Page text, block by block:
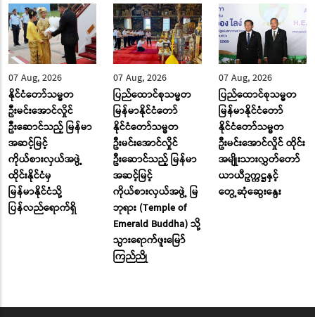
07 Aug, 2026
နိုင်ငံတော်သမ္မတ
ဦးမင်းအောင်လှိုင်
ဦးဆောင်သည့် မြန်မာ
အဆင့်မြင့်
ကိုယ်စားလှယ်အဖွဲ့
ထိုင်းနိုင်ငံမှ
မြန်မာနိုင်ငံသို့
ပြန်လည်ရောက်ရှိ
07 Aug, 2026
ပြည်ထောင်စုသမ္မတ
မြန်မာနိုင်ငံတော်
နိုင်ငံတော်သမ္မတ
ဦးမင်းအောင်လှိုင်
ဦးဆောင်သည့် မြန်မာ
အဆင့်မြင့်
ကိုယ်စားလှယ်အဖွဲ့ မြ
ဘုရား (Temple of
Emerald Buddha) သို့
သွားရောက်ဖူးမြော်
ကြည်ညို
07 Aug, 2026
ပြည်ထောင်စုသမ္မတ
မြန်မာနိုင်ငံတော်
နိုင်ငံတော်သမ္မတ
ဦးမင်းအောင်လှိုင် ထိုင်း
အမျိုးသားလွှတ်တော်
ယာယီဥက္ကဋ္ဌနှင့်
တွေ့ဆုံဆွေးနွေး